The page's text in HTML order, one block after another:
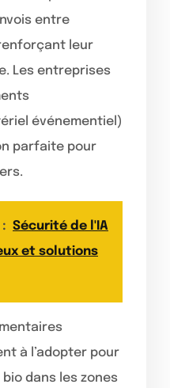
entre
leur
Les entreprises
événementiel)
parfaite pour
Sécurité de l'IA
et solutions
à l’adopter pour
dans les zones